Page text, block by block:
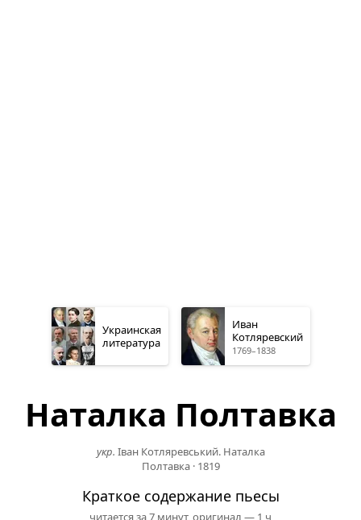
Украинская
литература
Иван
Котляревский
1769–1838
Наталка Полтавка
укр. Іван Котляревський. Наталка
Полтавка· 1819
Краткое содержание пьесы
читается за 7 минут,оригинал — 1 ч